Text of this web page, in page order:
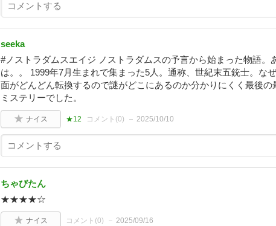
seeka
#ノストラダムスエイジ ノストラダムスの予言から始まった物語。
は。。 1999年7月生まれで集まった5人。通称、世紀末五銃士。な
面がどんどん転換するので謎がどこにあるのか分かりにくく最後の
ミステリーでした。
ナイス ★12 コメント(0) 2025/10/10
ちゃびたん
★★★★☆
ナイス コメント(0) 2025/09/16